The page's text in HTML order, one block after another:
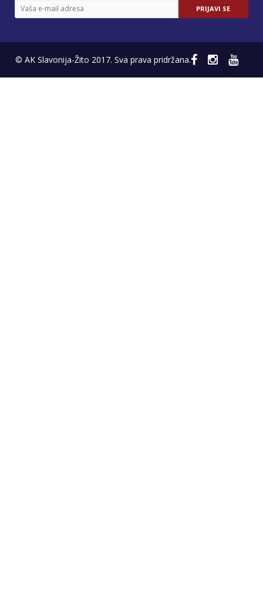
© AK Slavonija-Žito 2017. Sva prava pridržana.